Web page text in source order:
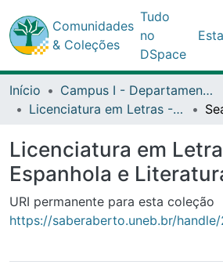
Comunidades
& Coleções
Tudo no
DSpace
Início Campus I - Departamento de Ciências Humanas (DCH) - Salvador
Licenciatura em Letras - Língua Espanhola e Literaturas - DCH1
Licenciatura em Letras
Espanhola e
URI permanente para esta coleção
https://saberaberto.uneb.br/handle/